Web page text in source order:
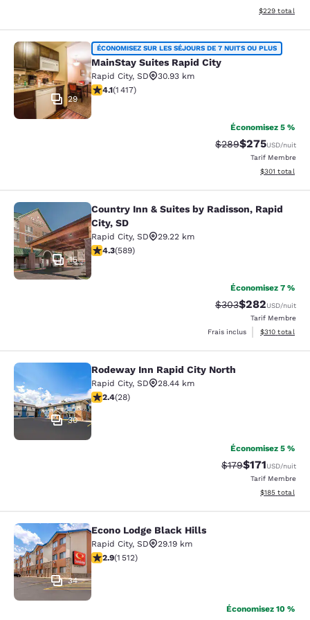
Afficher les
$229 total
MainStay Suites Rapid City
29
ÉCONOMISEZ SUR LES SÉJOURS DE 7 NUITS OU PLUS
MainStay Suites Rapid City
Rapid City, SD
30.93 km
4.12 étoiles. Très Bien. 1417 commentaires
4.1(1 417)
Économisez 5 %
Tarif barré :
$289Tarif réduit :
$275USD/nuit
Tarif Membre
Afficher les
$301 total
Country Inn & Suites by Radisson,
15
Country Inn & Suites by Radisson, Rapid
City, SD
Rapid City, SD
29.22 km
4.33 étoiles. Excellent. 589 commentaires
4.3(589)
Économisez 7 %
Tarif barré :
$303Tarif réduit :
$282USD/nuit
Tarif Membre
Frais inclus
Afficher les
$310 total
Rodeway Inn Rapid City North
30
Rodeway Inn Rapid City North
Rapid City, SD
28.44 km
2.43 étoiles. Moyen. 28 commentaires
2.4(28)
Économisez 5 %
Tarif barré :
$179Tarif réduit :
$171USD/nuit
Tarif Membre
Afficher les
$185 total
Econo Lodge Black Hills
34
Econo Lodge Black Hills
Rapid City, SD
29.19 km
2.92 étoiles. Moyen. 1512 commentaires
2.9(1 512)
Économisez 10 %